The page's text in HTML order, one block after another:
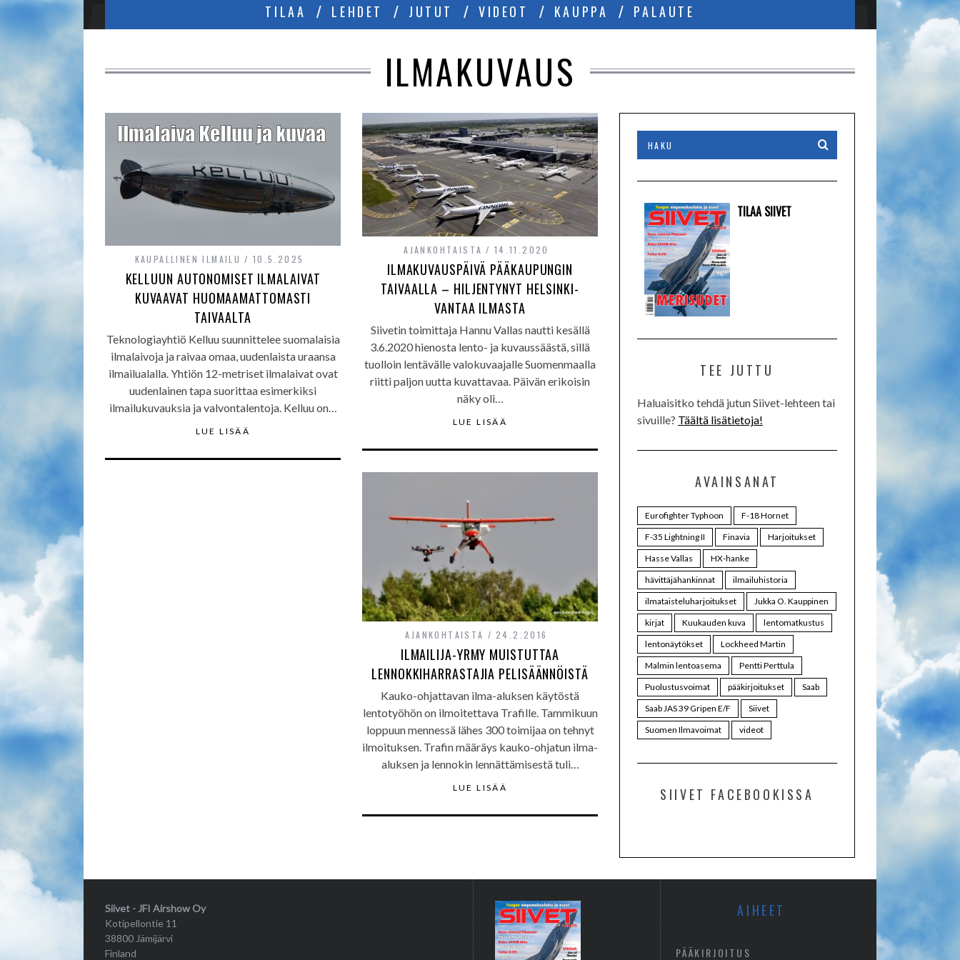
TILAA LEHDET JUTUT VIDEOT KAUPPA PALAUTE
ILMAKUVAUS
KAUPALLINEN ILMAILU 10.5.2025
KELLUUN AUTONOMISET ILMALAIVAT
KUVAAVAT HUOMAAMATTOMASTI
TAIVAALTA
Teknologiayhtiö Kelluu suunnittelee suomalaisia
ilmalaivoja ja raivaa omaa, uudenlaista uraansa
ilmailualalla. Yhtiön 12-metriset ilmalaivat ovat
uudenlainen tapa suorittaa esimerkiksi
ilmailukuvauksia ja valvontalentoja. Kelluu on…
LUE LISÄÄ
AJANKOHTAISTA 14.11.2020
ILMAKUVAUSPÄIVÄ PÄÄKAUPUNGIN
TAIVAALLA – HILJENTYNYT HELSINKI-
VANTAA ILMASTA
Siivetin toimittaja Hannu Vallas nautti kesällä
3.6.2020 hienosta lento- ja kuvaussäästä, sillä
tuolloin lentävälle valokuvaajalle Suomenmaalla
riitti paljon uutta kuvattavaa. Päivän erikoisin
näky oli…
LUE LISÄÄ
AJANKOHTAISTA 24.2.2016
ILMAILIJA-YRMY MUISTUTTAA
LENNOKKIHARRASTAJIA PELISÄÄNNÖISTÄ
Kauko-ohjattavan ilma-aluksen käytöstä
lentotyöhön on ilmoitettava Trafille. Tammikuun
loppuun mennessä lähes 300 toimijaa on tehnyt
ilmoituksen. Trafin määräys kauko-ohjatun ilma-
aluksen ja lennokin lennättämisestä tuli…
LUE LISÄÄ
TILAA SIIVET
TEE JUTTU
Haluaisitko tehdä jutun Siivet-lehteen tai
sivuille? Täältä lisätietoja!
AVAINSANAT
Eurofighter Typhoon
F-18 Hornet
F-35 Lightning II
Finavia
Harjoitukset
Hasse Vallas
HX-hanke
hävittäjähankinnat
ilmailuhistoria
ilmataisteluharjoitukset
Jukka O. Kauppinen
kirjat
Kuukauden kuva
lentomatkustus
lentonäytökset
Lockheed Martin
Malmin lentoasema
Pentti Perttula
Puolustusvoimat
pääkirjoitukset
Saab
Saab JAS 39 Gripen E/F
Siivet
Suomen Ilmavoimat
videot
SIIVET FACEBOOKISSA
Siivet - JFI Airshow Oy
Kotipellontie 11
38800 Jämijärvi
Finland
AIHEET
PÄÄKIRJOITUS